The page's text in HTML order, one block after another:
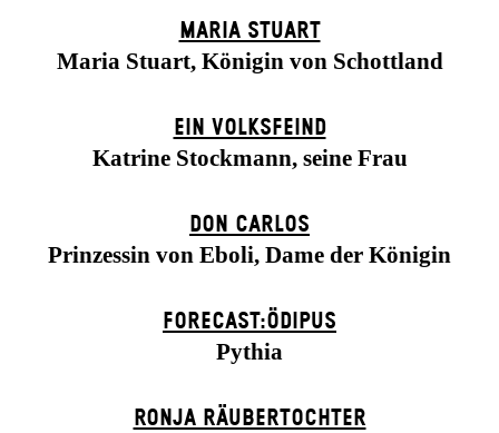
MARIA STUART
Maria Stuart, Königin von Schottland
EIN VOLKS­FEIND
Katrine Stockmann, seine Frau
DON CARLOS
Prinzessin von Eboli, Dame der Königin
FORECAST:ÖDIPUS
Pythia
RONJA RÄUBER­TOCHTER